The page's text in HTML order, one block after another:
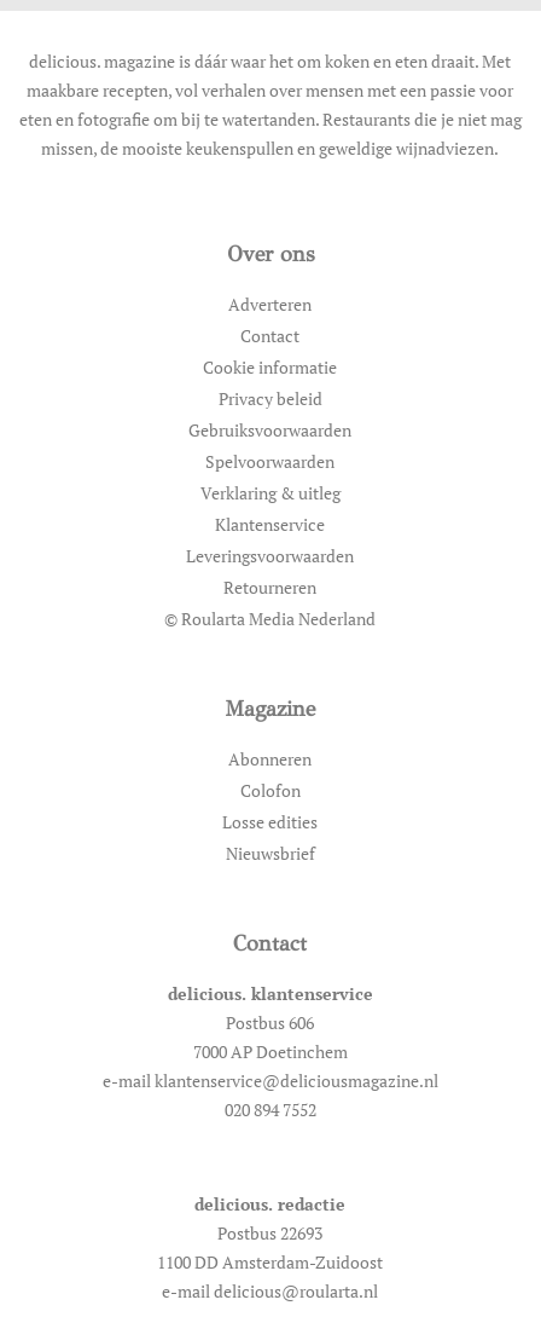
delicious. magazine is dáár waar het om koken en eten draait. Met
maakbare recepten, vol verhalen over mensen met een passie voor
eten en fotografie om bij te watertanden. Restaurants die je niet mag
missen, de mooiste keukenspullen en geweldige wijnadviezen.
Over ons
Adverteren
Contact
Cookie informatie
Privacy beleid
Gebruiksvoorwaarden
Spelvoorwaarden
Verklaring & uitleg
Klantenservice
Leveringsvoorwaarden
Retourneren
© Roularta Media Nederland
Magazine
Abonneren
Colofon
Losse edities
Nieuwsbrief
Contact
delicious. klantenservice
Postbus 606
7000 AP Doetinchem
e-mail klantenservice@deliciousmagazine.nl
020 894 7552
delicious. redactie
Postbus 22693
1100 DD Amsterdam-Zuidoost
e-mail delicious@roularta.nl